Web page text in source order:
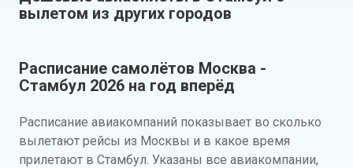
вылетом из других городов
Расписание самолётов Москва -
Стамбул 2026 на год вперёд
Расписание авиакомпаний показывает во сколько
вылетают рейсы из Москвы и в какое время
прилетают в Стамбул. Указаны все авиакомпании,